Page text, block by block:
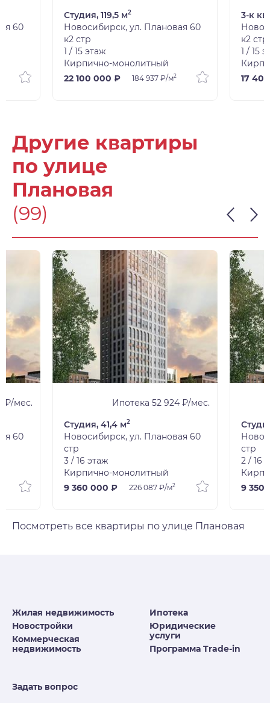
60
Студия, 119,5 м2
Новосибирск, ул. Плановая 60
к2 стр
1 / 15 этаж
Кирпично-монолитный
22 100 000 ₽
184 937 ₽/м2
3-к
к2 стр
1 / 15
17
Другие квартиры
по улице
Плановая
(99)
₽/мес.
60
Ипотека 52 924 ₽/мес.
Студия, 41,4 м2
Новосибирск, ул. Плановая 60
стр
3 / 16 этаж
Кирпично-монолитный
9 360 000 ₽
226 087 ₽/м2
стр
2 / 16
9 350
Посмотреть все квартиры по улице Плановая
Жилая недвижимость
Новостройки
Коммерческая
недвижимость
Ипотека
Юридические
услуги
Программа Trade-in
Задать вопрос